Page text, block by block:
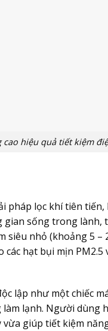
cao hiệu quả tiết kiệm
pháp lọc khí tiên
gian sống trong lành,
siêu nhỏ (khoảng 5
các hạt bụi mịn
lập như một chiếc
lạnh. Người dùng
giúp tiết kiệm